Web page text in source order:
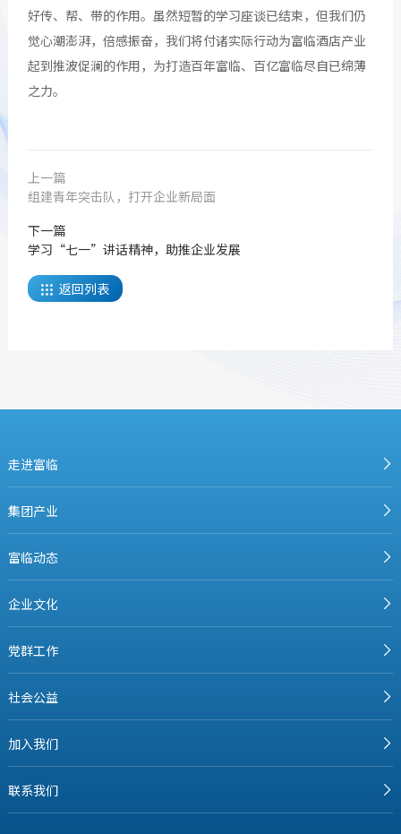
好传、帮、带的作用。虽然短暂的学习座谈已结束，但我们仍
觉心潮澎湃，倍感振奋，我们将付诸实际行动为富临酒店产业
起到推波促澜的作用，为打造百年富临、百亿富临尽自已绵薄
之力。
上一篇
组建青年突击队，打开企业新局面
下一篇
学习“七一”讲话精神，助推企业发展
 返回列表
走进富临
集团产业
富临动态
企业文化
党群工作
社会公益
加入我们
联系我们